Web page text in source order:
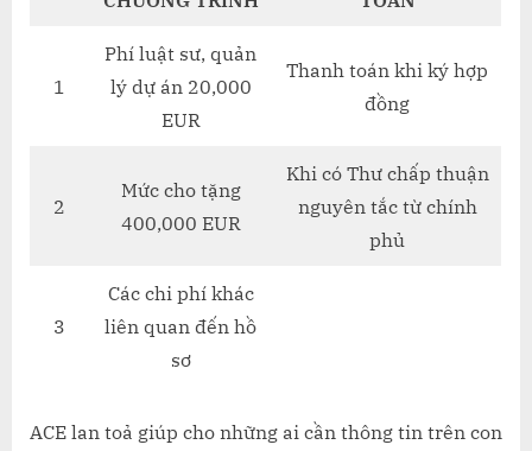
1
Phí luật sư, quản
lý dự án 20,000
EUR
Thanh toán khi ký hợp
đồng
2
Mức cho tặng
400,000 EUR
Khi có Thư chấp thuận
nguyên tắc từ chính
phủ
3
Các chi phí khác
liên quan đến hồ
sơ
ACE lan toả giúp cho những ai cần thông tin trên con